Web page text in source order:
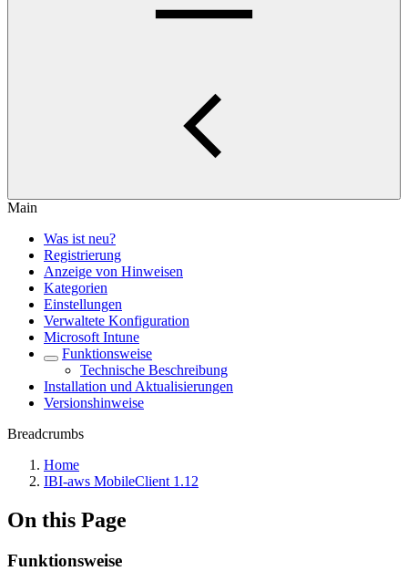
Main
Was ist neu?
Registrierung
Anzeige von Hinweisen
Kategorien
Einstellungen
Verwaltete Konfiguration
Microsoft Intune
Funktionsweise
Technische Beschreibung
Installation und Aktualisierungen
Versionshinweise
Breadcrumbs
Home
IBI-aws MobileClient 1.12
On this Page
Funktionsweise